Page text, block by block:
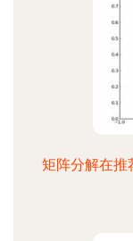
矩阵分解在推